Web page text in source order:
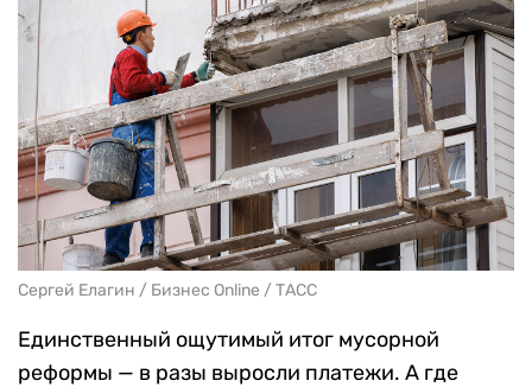
Сергей Елагин / Бизнес Online / ТАСС
Единственный ощутимый итог мусорной
реформы — в разы выросли платежи. А где